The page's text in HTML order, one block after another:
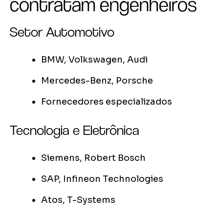
Setor Automotivo
BMW, Volkswagen, Audi
Mercedes-Benz, Porsche
Fornecedores especializados
Tecnologia e Eletrônica
Siemens, Robert Bosch
SAP, Infineon Technologies
Atos, T-Systems